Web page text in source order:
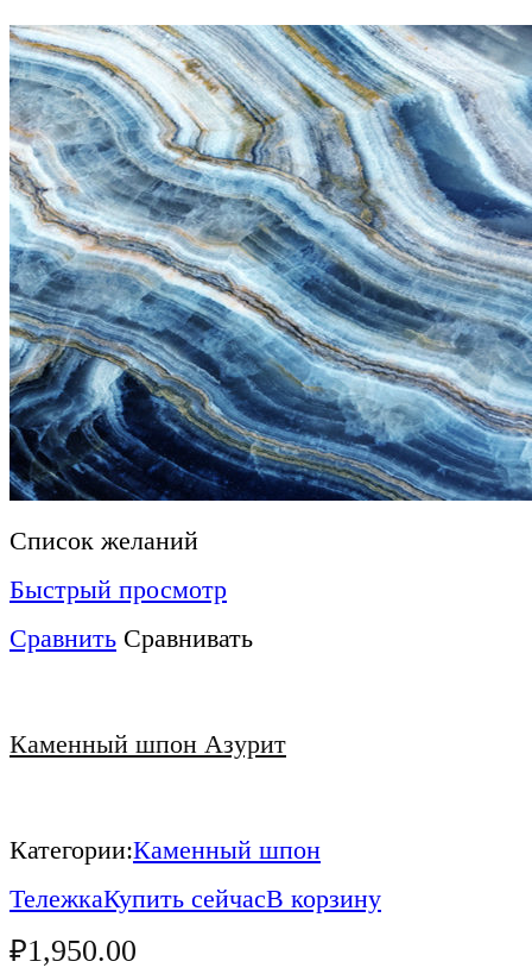
Список желаний
Быстрый просмотр
Сравнить Сравнивать
Каменный шпон Азурит
Категории:Каменный шпон
ТележкаКупить сейчасВ корзину
₽1,950.00